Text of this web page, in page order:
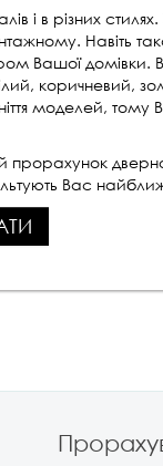
і в різних
Навіть
Вашої домівки.
коричневий,
моделей, тому
прорахунок
Вас